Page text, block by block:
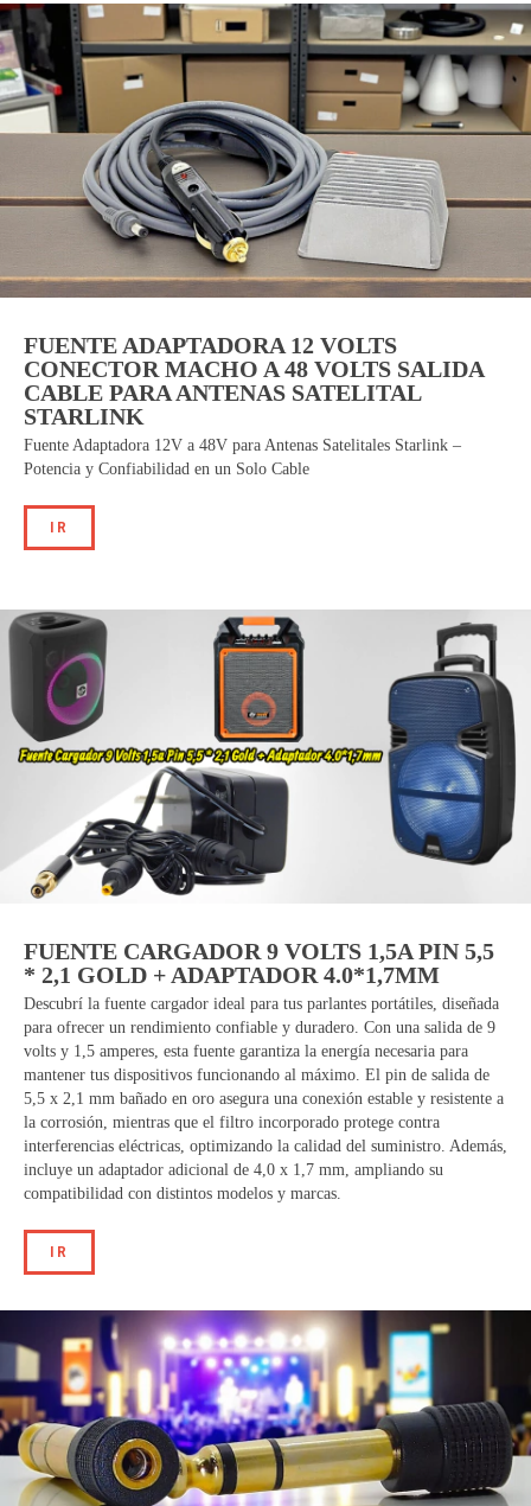
FUENTE ADAPTADORA 12 VOLTS
CONECTOR MACHO A 48 VOLTS SALIDA
CABLE PARA ANTENAS SATELITAL
STARLINK
Fuente Adaptadora 12V a 48V para Antenas Satelitales Starlink –
Potencia y Confiabilidad en un Solo Cable
IR
FUENTE CARGADOR 9 VOLTS 1,5A PIN 5,5
* 2,1 GOLD + ADAPTADOR 4.0*1,7MM
Descubrí la fuente cargador ideal para tus parlantes portátiles, diseñada
para ofrecer un rendimiento confiable y duradero. Con una salida de 9
volts y 1,5 amperes, esta fuente garantiza la energía necesaria para
mantener tus dispositivos funcionando al máximo. El pin de salida de
5,5 x 2,1 mm bañado en oro asegura una conexión estable y resistente a
la corrosión, mientras que el filtro incorporado protege contra
interferencias eléctricas, optimizando la calidad del suministro. Además,
incluye un adaptador adicional de 4,0 x 1,7 mm, ampliando su
compatibilidad con distintos modelos y marcas.
IR